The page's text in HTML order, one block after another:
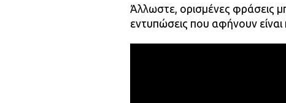
Άλλωστε, ορισμένες φράσεις
εντυπώσεις που αφήνουν